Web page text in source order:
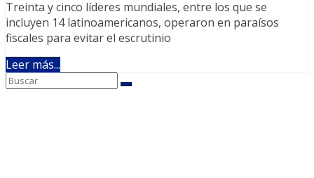
Treinta y cinco líderes mundiales, entre los que se
incluyen 14 latinoamericanos, operaron en paraísos
fiscales para evitar el escrutinio
Leer más...